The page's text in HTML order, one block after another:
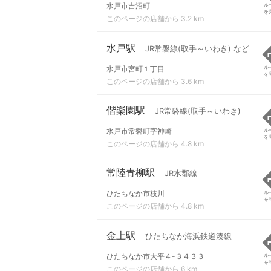
水戸市吉沼町
このページの店舗から 3.2 km
ル
を
水戸駅 JR常磐線(取手～いわき) など
水戸市宮町１丁目
このページの店舗から 3.6 km
ル
を
偕楽園駅 JR常磐線(取手～いわき)
水戸市常磐町字神崎
このページの店舗から 4.8 km
ル
を
常陸青柳駅 JR水郡線
ひたちなか市枝川
このページの店舗から 4.8 km
ル
を
金上駅 ひたちなか海浜鉄道湊線
ひたちなか市大平４-３４３３
このページの店舗から 6 km
ル
を